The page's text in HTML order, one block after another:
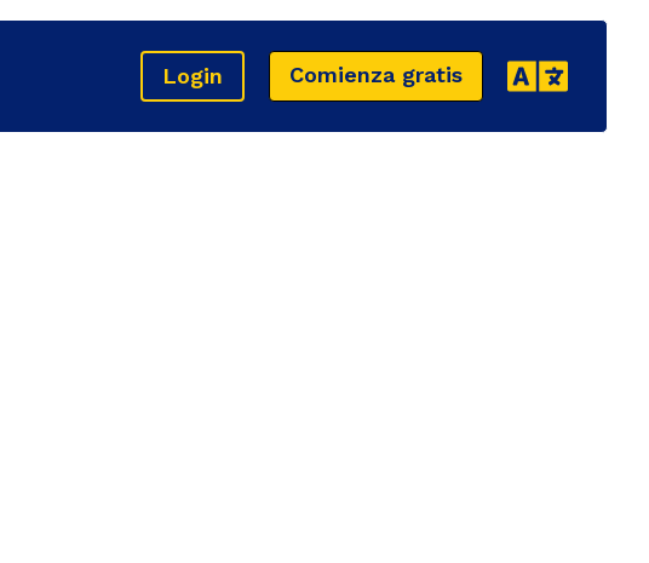
Login Comienza gratis